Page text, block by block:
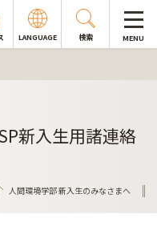
LANGUAGE 検索 MENU
新入生用諸連絡
人間環境学部 新入生のみなさまへ